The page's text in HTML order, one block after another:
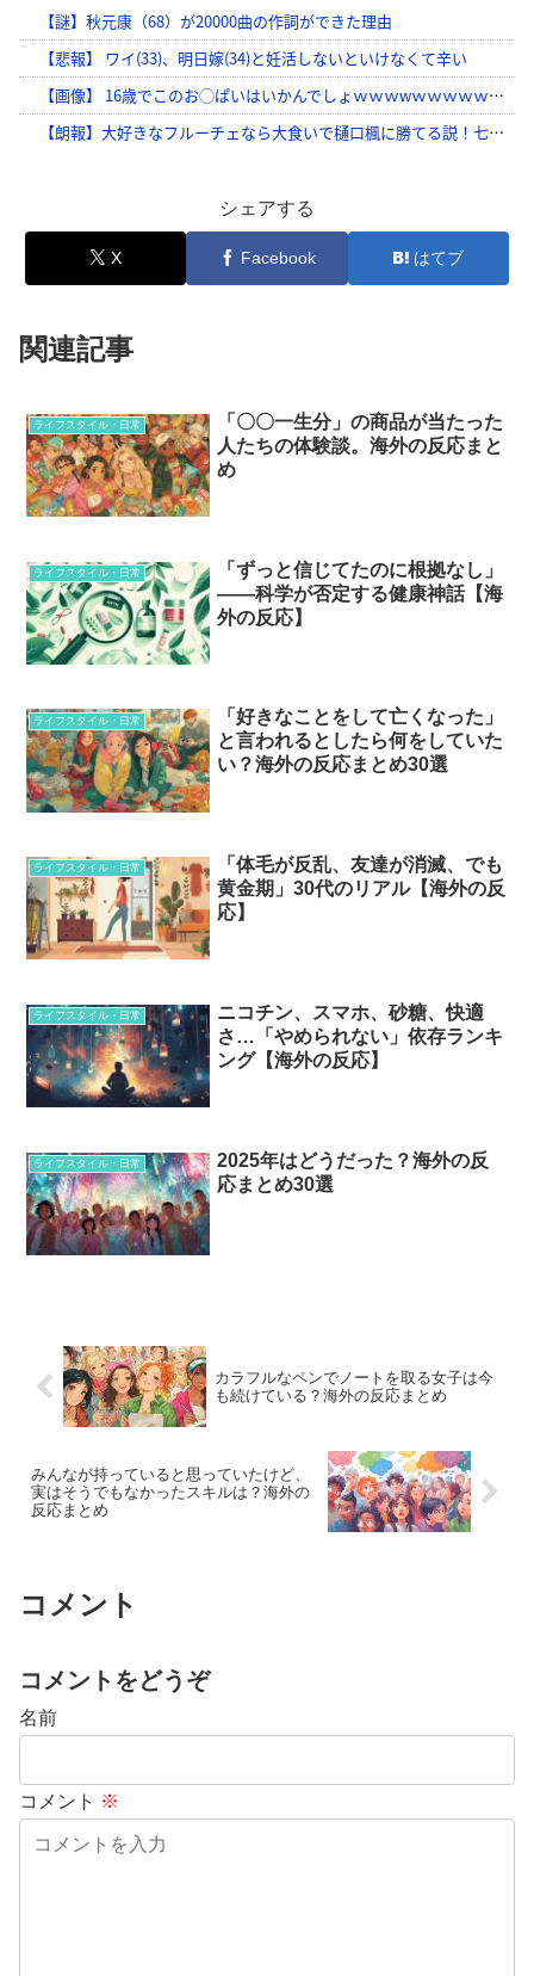
シェアする
X Facebook はてブ
関連記事
ライフスタイル・日常
「〇〇一生分」の商品が当たった
人たちの体験談。海外の反応まと
め
ライフスタイル・日常
「ずっと信じてたのに根拠なし」
——科学が否定する健康神話【海
外の反応】
ライフスタイル・日常
「好きなことをして亡くなった」
と言われるとしたら何をしていた
い？海外の反応まとめ30選
ライフスタイル・日常
「体毛が反乱、友達が消滅、でも
黄金期」30代のリアル【海外の反
応】
ライフスタイル・日常
ニコチン、スマホ、砂糖、快適
さ…「やめられない」依存ランキ
ング【海外の反応】
ライフスタイル・日常
2025年はどうだった？海外の反
応まとめ30選
カラフルなペンでノートを取る女子は今
も続けている？海外の反応まとめ
みんなが持っていると思っていたけど、
実はそうでもなかったスキルは？海外の
反応まとめ
コメント
コメントをどうぞ
名前
コメント ※